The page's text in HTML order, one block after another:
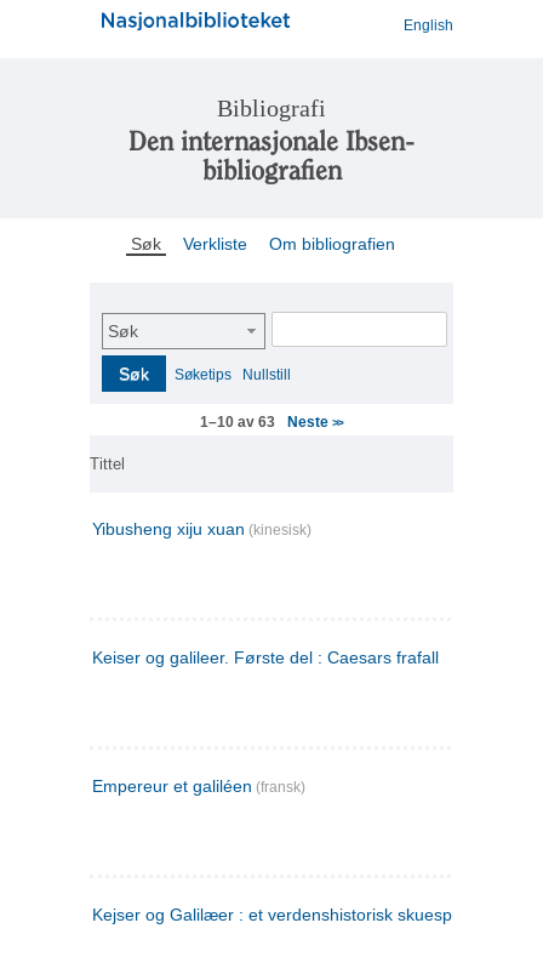
English
Bibliografi
Den internasjonale Ibsen-
bibliografien
Søk Verkliste Om bibliografien
Søk
Søk Søketips Nullstill
1–10 av 63 Neste>>
Tittel
Yibusheng xiju xuan (kinesisk)
Keiser og galileer. Første del : Caesars frafall
Empereur et galiléen (fransk)
Kejser og Galilæer : et verdenshistorisk skuespil